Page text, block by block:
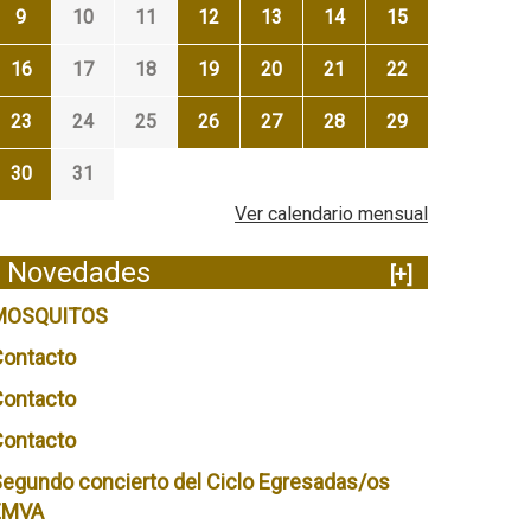
9 10 11 12 13 14 15
16 17 18 19 20 21 22
23 24 25 26 27 28 29
30
31
Ver calendario mensual
Novedades
[+]
concierto del Ciclo Egresadas/os